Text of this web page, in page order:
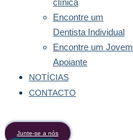
clínica
Encontre um
Dentista Individual
Encontre um Jovem
Apoiante
NOTÍCIAS
CONTACTO
Junte-se a nós